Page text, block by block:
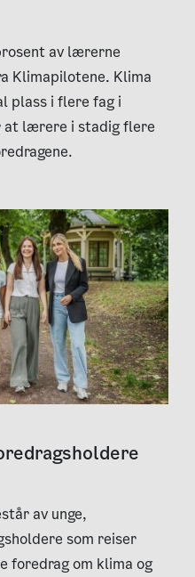
av lærerne
Klimapilotene. Klima
plass i flere fag i
at lærere i stadig flere
av unge,
som reiser
foredrag om klima og